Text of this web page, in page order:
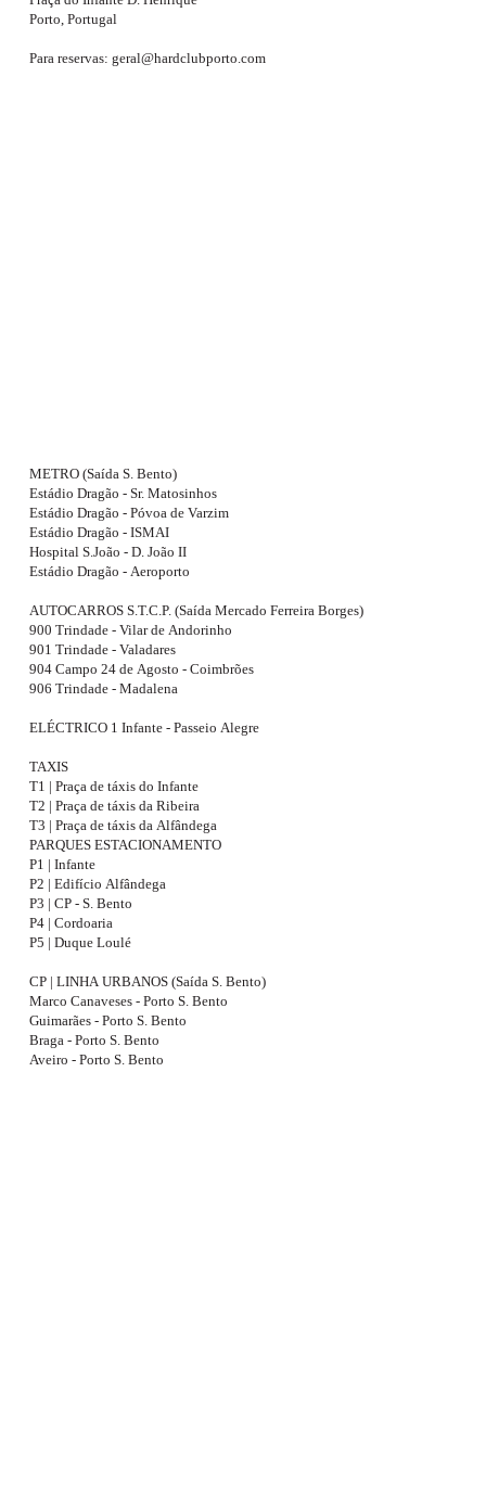
Porto, Portugal
Para reservas: geral@hardclubporto.com
METRO (Saída S. Bento)
Estádio Dragão - Sr. Matosinhos
Estádio Dragão - Póvoa de Varzim
Estádio Dragão - ISMAI
Hospital S.João - D. João II
Estádio Dragão - Aeroporto
AUTOCARROS S.T.C.P. (Saída Mercado Ferreira Borges)
900 Trindade - Vilar de Andorinho
901 Trindade - Valadares
904 Campo 24 de Agosto - Coimbrões
906 Trindade - Madalena
ELÉCTRICO 1 Infante - Passeio Alegre
TAXIS
T1 | Praça de táxis do Infante
T2 | Praça de táxis da Ribeira
T3 | Praça de táxis da Alfândega
PARQUES ESTACIONAMENTO
P1 | Infante
P2 | Edifício Alfândega
P3 | CP - S. Bento
P4 | Cordoaria
P5 | Duque Loulé
CP | LINHA URBANOS (Saída S. Bento)
Marco Canaveses - Porto S. Bento
Guimarães - Porto S. Bento
Braga - Porto S. Bento
Aveiro - Porto S. Bento